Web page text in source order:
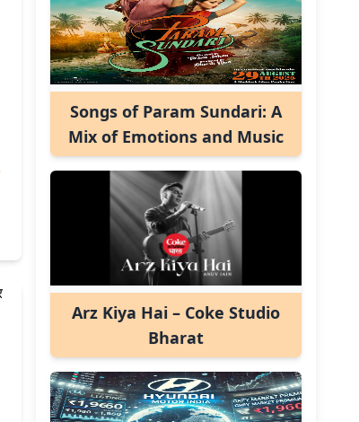
Songs of Param Sundari: A
Mix of Emotions and Music
Arz Kiya Hai – Coke Studio
Bharat